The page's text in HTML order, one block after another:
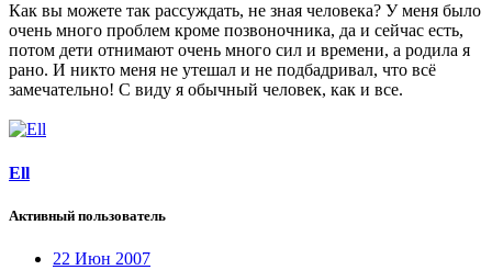
Как вы можете так рассуждать, не зная человека? У меня было
очень много проблем кроме позвоночника, да и сейчас есть,
потом дети отнимают очень много сил и времени, а родила я
рано. И никто меня не утешал и не подбадривал, что всё
замечательно! С виду я обычный человек, как и все.
Ell
Активный пользователь
22 Июн 2007